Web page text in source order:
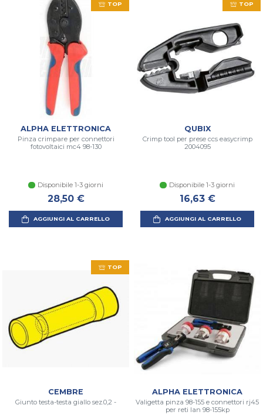
TOP
ALPHA ELETTRONICA
Pinza crimpare per connettori
fotovoltaici mc4 98-130
Disponibile 1-3 giorni
28,50 €
AGGIUNGI AL CARRELLO
TOP
QUBIX
Crimp tool per prese ccs easycrimp
2004095
Disponibile 1-3 giorni
16,63 €
AGGIUNGI AL CARRELLO
TOP
CEMBRE
Giunto testa-testa giallo sez.0,2 -
ALPHA ELETTRONICA
Valigetta pinza 98-155 e connettori rj45
per reti lan 98-155kp